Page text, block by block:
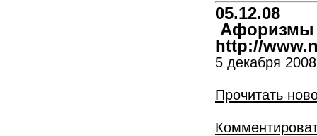
05.12.08
Афоризмы
http://
5 декабря 2008
Прочитать